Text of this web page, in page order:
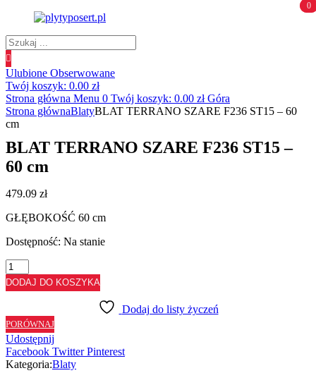
Wyszukiwanie
produktów
0
Ulubione Obserwowane
0
Twój koszyk: 0.00 zł
Strona główna Menu 0 Twój koszyk: 0.00 zł Góra
Strona głównaBlatyBLAT TERRANO SZARE F236 ST15 – 60
cm
BLAT TERRANO SZARE F236 ST15 –
60 cm
479.09 zł
GŁĘBOKOŚĆ 60 cm
Dostępność: Na stanie
ilość
BLAT
TERRANO
F236
ST15
-
60
cm
DODAJ DO KOSZYKA
Dodaj do listy życzeń
PORÓWNAJ
Udostępnij
Facebook Twitter Pinterest
Kategoria:Blaty